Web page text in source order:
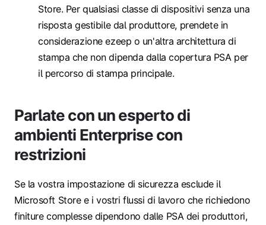
Store. Per qualsiasi classe di dispositivi senza una
risposta gestibile dal produttore, prendete in
considerazione ezeep o un'altra architettura di
stampa che non dipenda dalla copertura PSA per
il percorso di stampa principale.
Parlate con un esperto di
ambienti Enterprise con
restrizioni
Se la vostra impostazione di sicurezza esclude il
Microsoft Store e i vostri flussi di lavoro che richiedono
finiture complesse dipendono dalle PSA dei produttori,